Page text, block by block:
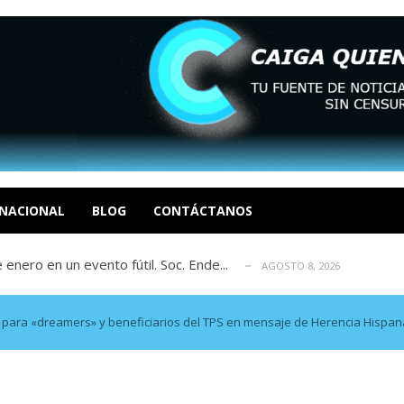
BLOG CONTÁCTANOS
R AGOSTO 8, 2026
Realpolitik y el Desmante... AGOSTO 8, 2026
García AGOSTO 7, 2026
en un evento fútil. Soc. Ende...
Luis Centeno S AGOSTO 8, 2026
R AGOSTO 8, 2026
Realpolitik y el Desmante... AGOSTO 8, 2026
García AGOSTO 7, 2026
en un evento fútil. Soc. Ende...
«dreamers» y beneficiarios del TPS en mensaje de Herencia